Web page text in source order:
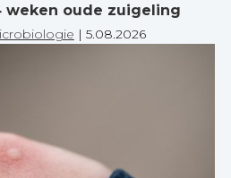
oude zuigeling
| 5.08.2026